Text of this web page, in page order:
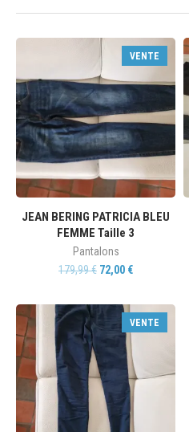
VENTE
JEAN BERING PATRICIA BLEU
FEMME Taille 3
Pantalons
179,99€ 72,00 €
VENTE